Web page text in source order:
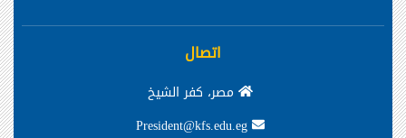
اتصال
مصر، كفر الشيخ